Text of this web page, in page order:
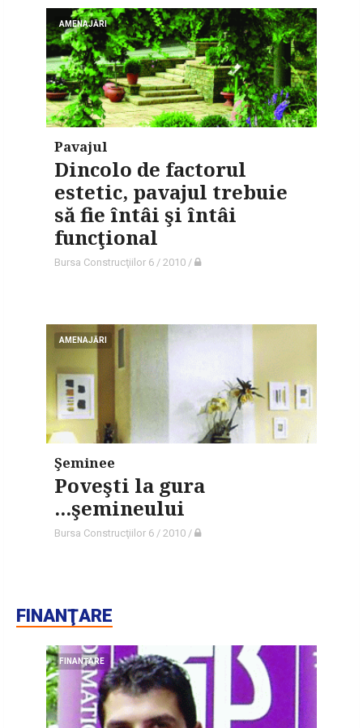
AMENAJĂRI
Pavajul
Dincolo de factorul
estetic, pavajul trebuie
să fie întâi şi întâi
funcţional
Bursa Construcţiilor 6 / 2010/
AMENAJĂRI
Şeminee
Poveşti la gura
...şemineului
Bursa Construcţiilor 6 / 2010/
FINANŢARE
FINANŢARE